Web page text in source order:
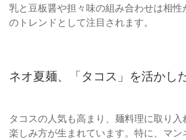
乳と豆板醤や担々味の組み合わせは相性
のトレンドとして注目されます。
ネオ夏麺、「タコス」を活かし
タコスの人気も高まり、麺料理に取り
楽しみ方が生まれています。特に、マン